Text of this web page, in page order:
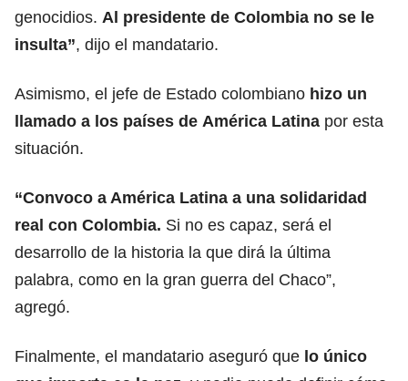
genocidios. Al presidente de Colombia no se le
insulta”, dijo el mandatario.
Asimismo, el jefe de Estado colombiano hizo un
llamado a los países de América Latina por esta
situación.
“Convoco a América Latina a una solidaridad
real con Colombia. Si no es capaz, será el
desarrollo de la historia la que dirá la última
palabra, como en la gran guerra del Chaco”,
agregó.
Finalmente, el mandatario aseguró que lo único